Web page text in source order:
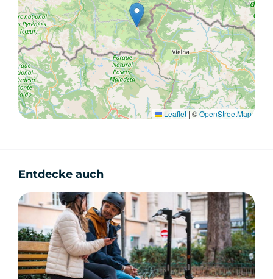
Leaflet | ©OpenStreetMap
Entdecke auch